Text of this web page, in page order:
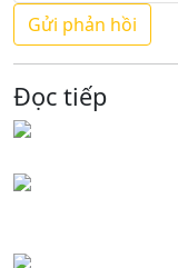
Đọc tiếp